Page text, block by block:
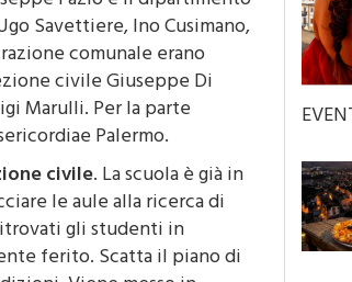
Savettiere, Ino Cusimano,
comunale erano
civile Giuseppe Di
Marulli. Per la parte
Palermo.
civile . La scuola è già in
le aule alla ricerca di
gli studenti in
ferito. Scatta il piano di